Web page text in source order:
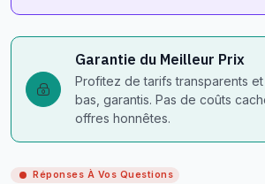
Garantie du Meilleur Prix
Profitez de tarifs transparents
bas, garantis. Pas de coûts
offres honnêtes.
Réponses À Vos Questions